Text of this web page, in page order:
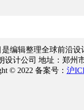
编辑整理全球前沿
设计公司 地址：郑州
© 2022 备案号： 沪